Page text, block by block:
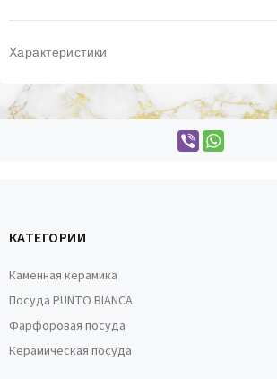
Характеристики
КАТЕГОРИИ
Каменная керамика
Посуда PUNTO BIANCA
Фарфоровая посуда
Керамическая посуда